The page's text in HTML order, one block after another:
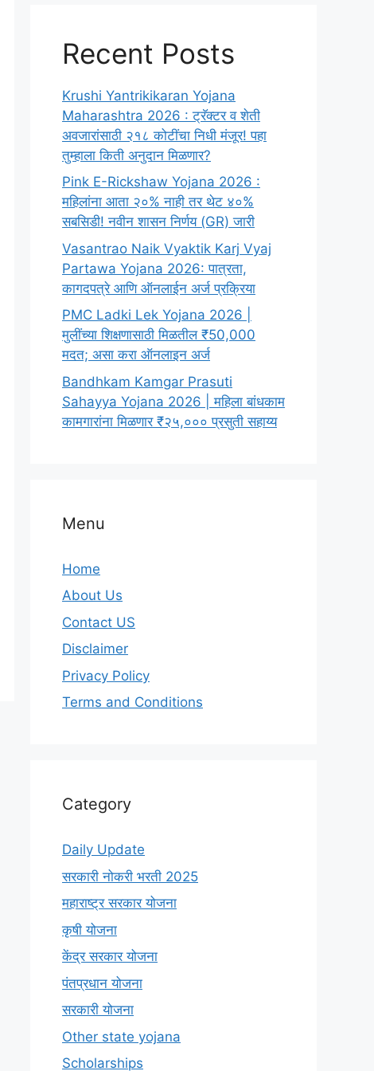
Recent Posts
Krushi Yantrikikaran Yojana
Maharashtra 2026 : ट्रॅक्टर व शेती
अवजारांसाठी २१८ कोटींचा निधी मंजूर! पहा
तुम्हाला किती अनुदान मिळणार?
Pink E-Rickshaw Yojana 2026 :
महिलांना आता २०% नाही तर थेट ४०%
सबसिडी! नवीन शासन निर्णय (GR) जारी
Vasantrao Naik Vyaktik Karj Vyaj
Partawa Yojana 2026: पात्रता,
कागदपत्रे आणि ऑनलाईन अर्ज प्रक्रिया
PMC Ladki Lek Yojana 2026 |
मुलींच्या शिक्षणासाठी मिळतील ₹50,000
मदत; असा करा ऑनलाइन अर्ज
Bandhkam Kamgar Prasuti
Sahayya Yojana 2026 | महिला बांधकाम
कामगारांना मिळणार ₹२५,००० प्रसुती सहाय्य
Menu
Home
About Us
Contact US
Disclaimer
Privacy Policy
Terms and Conditions
Category
Daily Update
सरकारी नोकरी भरती 2025
महाराष्ट्र सरकार योजना
कृषी योजना
केंद्र सरकार योजना
पंतप्रधान योजना
सरकारी योजना
Other state yojana
Scholarships